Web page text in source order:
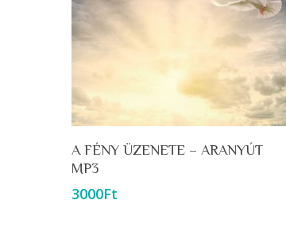
A FÉNY ÜZENETE – ARANYÚT
MP3
3000Ft